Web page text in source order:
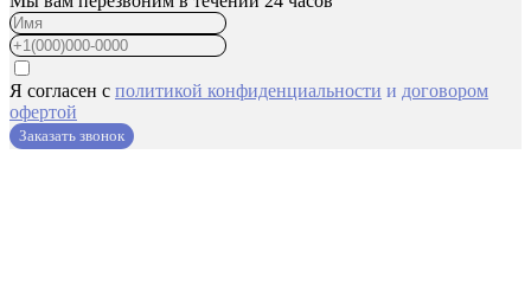
Я согласен с политикой конфиденциальности и договором
офертой
Заказать звонок